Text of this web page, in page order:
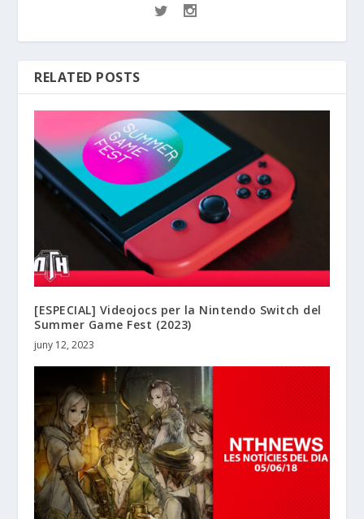
RELATED POSTS
[ESPECIAL] Videojocs per la Nintendo Switch del
Summer Game Fest (2023)
juny 12, 2023